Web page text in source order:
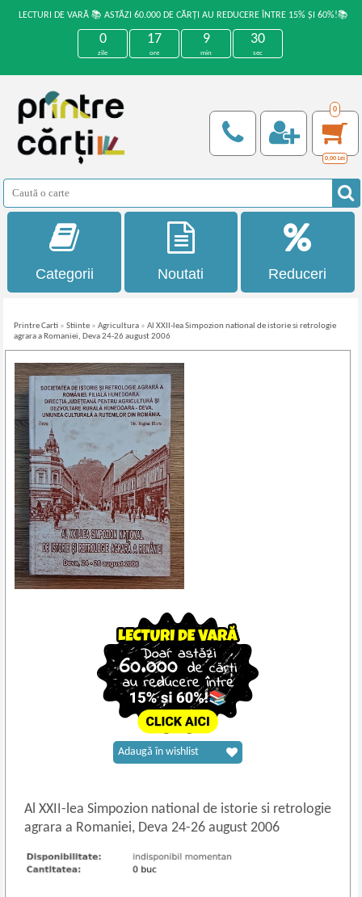
LECTURI DE VARĂ 📚 ASTĂZI 60.000 DE CĂRȚI AU REDUCERE ÎNTRE 15% ȘI 60%!📚
0
zile
17
ore
9
min
30
sec
0
0,00 Lei
Categorii Noutati Reduceri
Printre Carti »Stiinte »Agricultura »Al XXII-lea Simpozion national de istorie si retrologie
agrara a Romaniei, Deva 24-26 august 2006
Al XXII-lea Simpozion national de istorie si retrologie
agrara a Romaniei, Deva 24-26 august 2006
Adaugă în wishlist